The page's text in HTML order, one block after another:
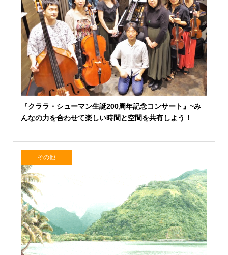
『クララ・シューマン生誕200周年記念コンサート』~み
んなの力を合わせて楽しい時間と空間を共有しよう！
その他